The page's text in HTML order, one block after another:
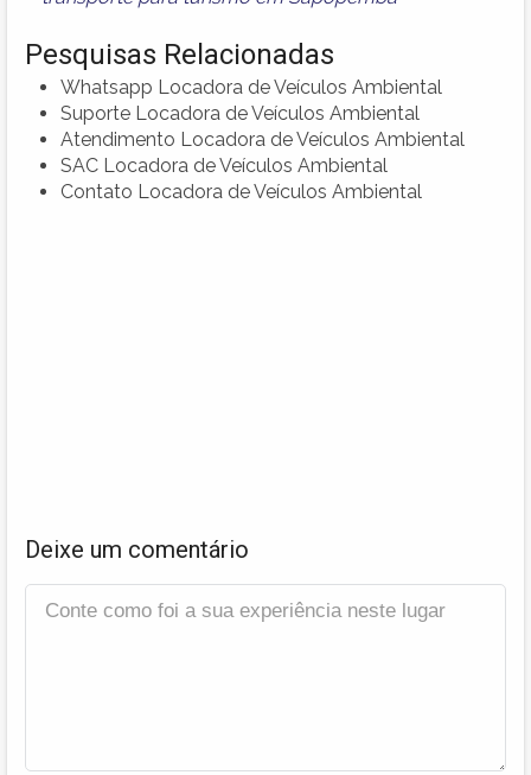
Pesquisas Relacionadas
Whatsapp Locadora de Veículos Ambiental
Suporte Locadora de Veículos Ambiental
Atendimento Locadora de Veículos Ambiental
SAC Locadora de Veículos Ambiental
Contato Locadora de Veículos Ambiental
Deixe um comentário